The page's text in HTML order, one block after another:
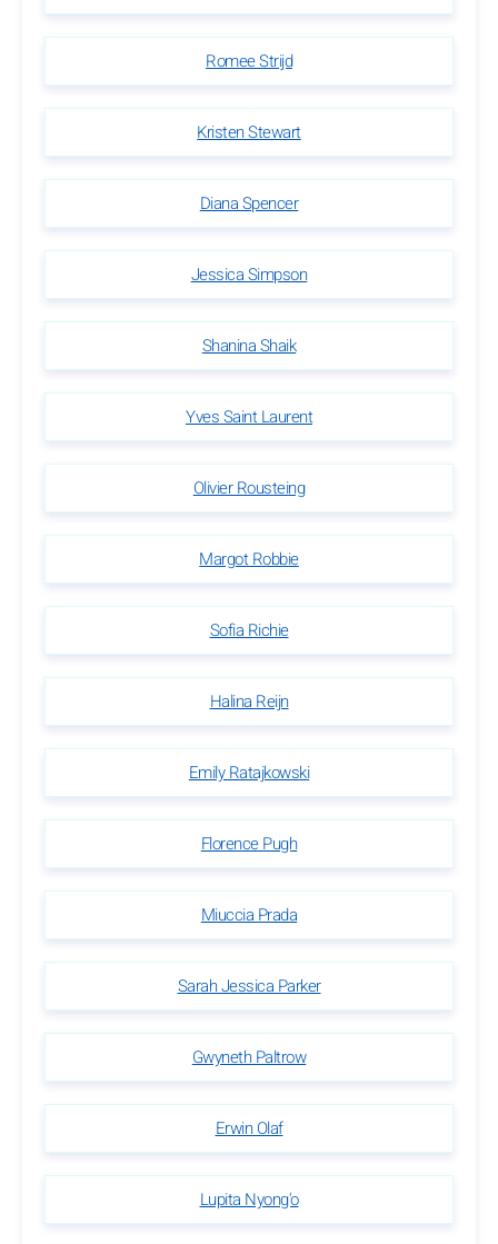
Romee Strijd
Kristen Stewart
Diana Spencer
Jessica Simpson
Shanina Shaik
Yves Saint Laurent
Olivier Rousteing
Margot Robbie
Sofia Richie
Halina Reijn
Emily Ratajkowski
Florence Pugh
Miuccia Prada
Sarah Jessica Parker
Gwyneth Paltrow
Erwin Olaf
Lupita Nyong'o